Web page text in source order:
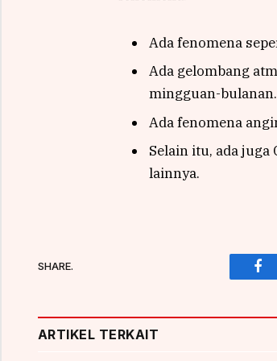
Ada fenomena
Ada gelombang
mingguan-bulanan.
Ada fenomena
Selain itu, ada
lainnya.
SHARE.
ARTIKEL TERKAIT